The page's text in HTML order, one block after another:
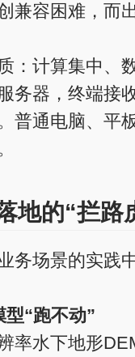
兼容困难，而
：计算集中、
务器，终端接
普通电脑、平
地的“拦路
务场景的实践
型“跑不动”
率水下地形